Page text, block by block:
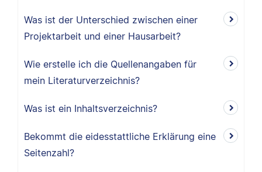
Was ist der Unterschied zwischen einer
Projektarbeit und einer Hausarbeit?
Wie erstelle ich die Quellenangaben für
mein Literaturverzeichnis?
Was ist ein Inhaltsverzeichnis?
Bekommt die eidesstattliche Erklärung eine
Seitenzahl?